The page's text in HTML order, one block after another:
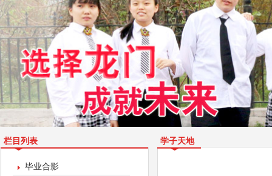
栏目列表
毕业合影
学子天地